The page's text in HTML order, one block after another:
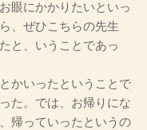
眼にかかりたいといっ
、ぜひこちらの先生
と、いうことであっ
かいったということで
た。では、お帰りにな
帰っていったというの